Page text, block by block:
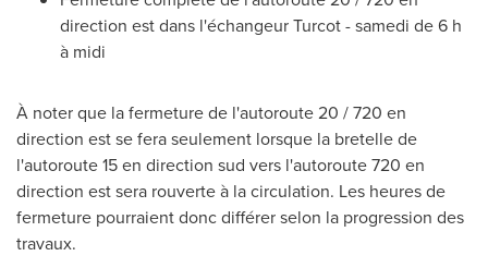
direction est dans l'échangeur Turcot - samedi de 6 h
à midi
À noter que la fermeture de l'autoroute 20 / 720 en
direction est se fera seulement lorsque la bretelle de
l'autoroute 15 en direction sud vers l'autoroute 720 en
direction est sera rouverte à la circulation. Les heures de
fermeture pourraient donc différer selon la progression des
travaux.